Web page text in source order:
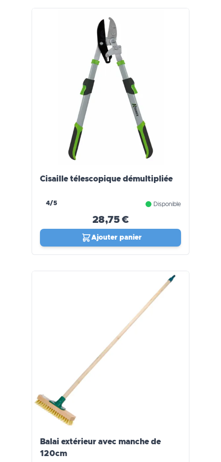
Cisaille télescopique démultipliée
4/5 Disponible
28,75 €
Ajouter panier
Balai extérieur avec manche de
120cm